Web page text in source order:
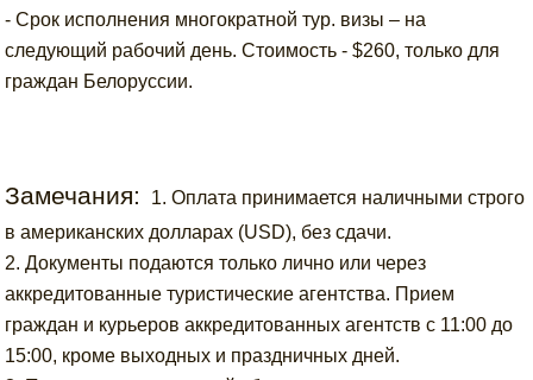
- Срок исполнения многократной тур. визы – на
следующий рабочий день. Стоимость - $260, только для
граждан Белоруссии.
Замечания:
1. Оплата принимается наличными строго
в американских долларах (USD), без сдачи.
2. Документы подаются только лично или через
аккредитованные туристические агентства. Прием
граждан и курьеров аккредитованных агентств с 11:00 до
15:00, кроме выходных и праздничных дней.